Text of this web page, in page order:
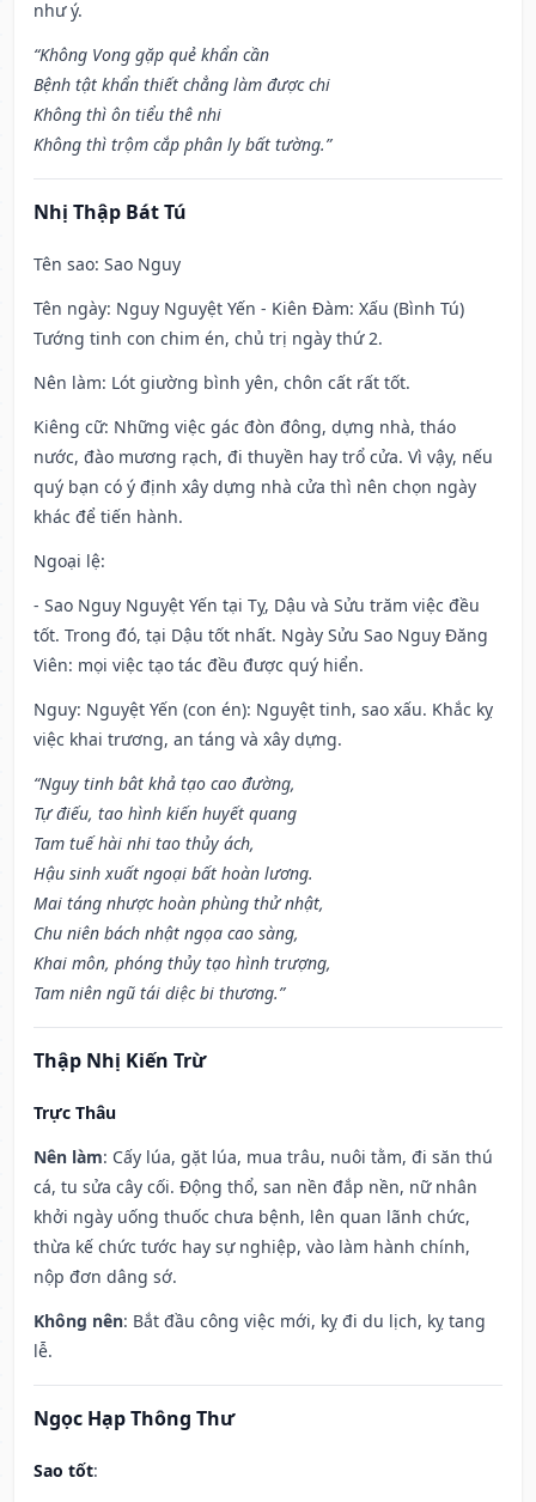
như ý.
“Không Vong gặp quẻ khẩn cần
Bệnh tật khẩn thiết chẳng làm được chi
Không thì ôn tiểu thê nhi
Không thì trộm cắp phân ly bất tường.”
Nhị Thập Bát Tú
Tên sao: Sao Nguy
Tên ngày: Nguy Nguyệt Yến - Kiên Đàm: Xấu (Bình Tú)
Tướng tinh con chim én, chủ trị ngày thứ 2.
Nên làm: Lót giường bình yên, chôn cất rất tốt.
Kiêng cữ: Những việc gác đòn đông, dựng nhà, tháo
nước, đào mương rạch, đi thuyền hay trổ cửa. Vì vậy, nếu
quý bạn có ý định xây dựng nhà cửa thì nên chọn ngày
khác để tiến hành.
Ngoại lệ:
- Sao Nguy Nguyệt Yến tại Tỵ, Dậu và Sửu trăm việc đều
tốt. Trong đó, tại Dậu tốt nhất. Ngày Sửu Sao Nguy Đăng
Viên: mọi việc tạo tác đều được quý hiển.
Nguy: Nguyệt Yến (con én): Nguyệt tinh, sao xấu. Khắc kỵ
việc khai trương, an táng và xây dựng.
“Nguy tinh bât khả tạo cao đường,
Tự điếu, tao hình kiến huyết quang
Tam tuế hài nhi tao thủy ách,
Hậu sinh xuất ngoại bất hoàn lương.
Mai táng nhược hoàn phùng thử nhật,
Chu niên bách nhật ngọa cao sàng,
Khai môn, phóng thủy tạo hình trượng,
Tam niên ngũ tái diệc bi thương.”
Thập Nhị Kiến Trừ
Trực Thâu
Nên làm: Cấy lúa, gặt lúa, mua trâu, nuôi tằm, đi săn thú
cá, tu sửa cây cối. Động thổ, san nền đắp nền, nữ nhân
khởi ngày uống thuốc chưa bệnh, lên quan lãnh chức,
thừa kế chức tước hay sự nghiệp, vào làm hành chính,
nộp đơn dâng sớ.
Không nên: Bắt đầu công việc mới, kỵ đi du lịch, kỵ tang
lễ.
Ngọc Hạp Thông Thư
Sao tốt: